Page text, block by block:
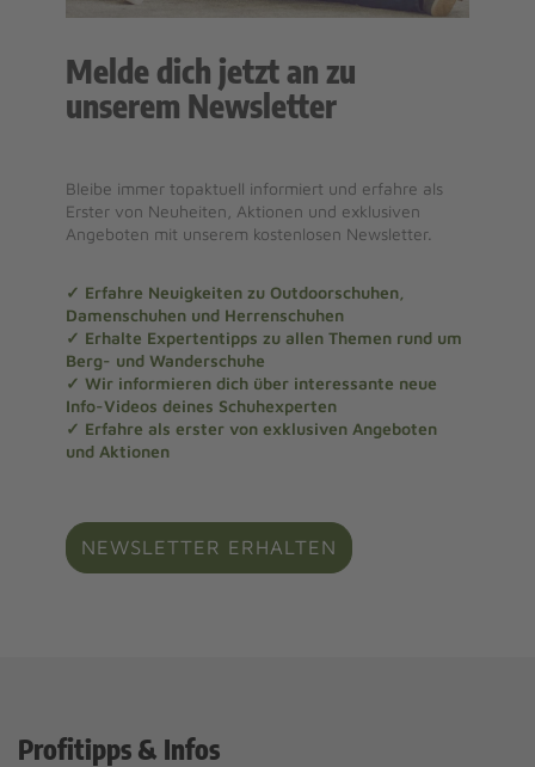
Melde dich jetzt an zu
unserem Newsletter
Bleibe immer topaktuell informiert und erfahre als
Erster von Neuheiten, Aktionen und exklusiven
Angeboten mit unserem kostenlosen Newsletter.
✓ Erfahre Neuigkeiten zu Outdoorschuhen,
Damenschuhen und Herrenschuhen
✓ Erhalte Expertentipps zu allen Themen rund um
Berg- und Wanderschuhe
✓ Wir informieren dich über interessante neue
Info-Videos deines Schuhexperten
✓ Erfahre als erster von exklusiven Angeboten
und Aktionen
NEWSLETTER ERHALTEN
Profitipps & Infos